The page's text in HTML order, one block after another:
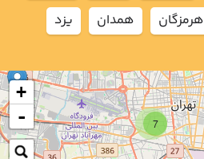
7
+
-
هرمزگان همدان يزد